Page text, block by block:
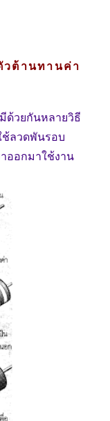
ต้านทานค่า
วยกันหลายวิธี
ลวดพันรอบ
ออกมาใช้งาน